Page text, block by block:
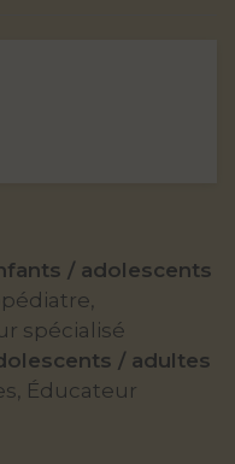
/ adolescents
spécialisé
/ adultes
Éducateur